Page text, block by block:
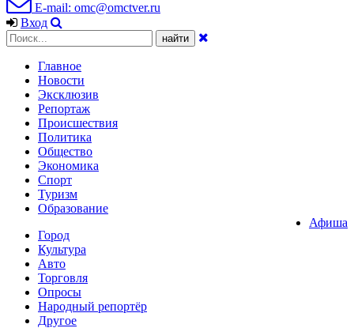
E-mail: omc@omctver.ru
Вход
Главное
Новости
Эксклюзив
Репортаж
Происшествия
Политика
Общество
Экономика
Спорт
Туризм
Образование
Афиша
Город
Культура
Авто
Торговля
Опросы
Народный репортёр
Другое